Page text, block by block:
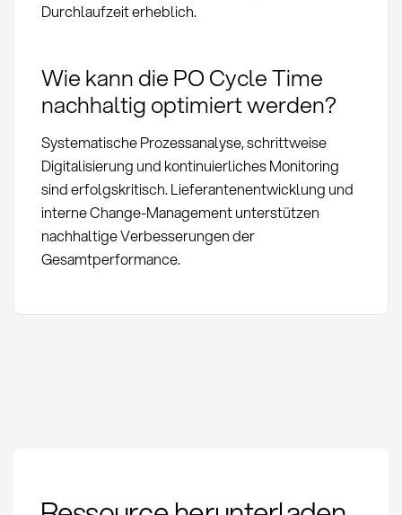
Durchlaufzeit erheblich.
Wie kann die PO Cycle Time
nachhaltig optimiert werden?
Systematische Prozessanalyse, schrittweise
Digitalisierung und kontinuierliches Monitoring
sind erfolgskritisch. Lieferantenentwicklung und
interne Change-Management unterstützen
nachhaltige Verbesserungen der
Gesamtperformance.
Definition,